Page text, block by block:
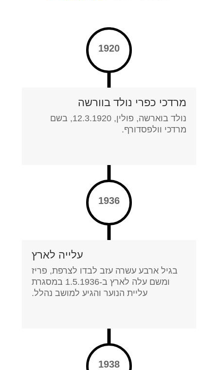
1920
מרדכי כפרי נולד בוורשה
נולד בוארשה, פולין, 12.3.1920, בשם
מרדכי וולפסדורף.
1936
עלייה לארץ
בגיל ארבע עשרה עזב לבדו לצרפת, פריז
ומשם עלה לארץ ב-1.5.1936 במסגרת
עליית הנוער והגיע למושב נהלל.
1938